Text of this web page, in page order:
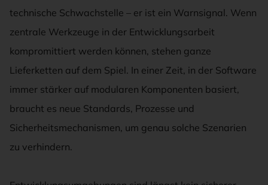
technische Schwachstelle – er ist ein Warnsignal. Wenn
zentrale Werkzeuge in der Entwicklungsarbeit
kompromittiert werden können, stehen ganze
Lieferketten auf dem Spiel. In einer Zeit, in der Software
immer stärker auf modularen Komponenten basiert,
braucht es neue Standards, Prozesse und
Sicherheitsmechanismen, um genau solche Szenarien
zu verhindern.